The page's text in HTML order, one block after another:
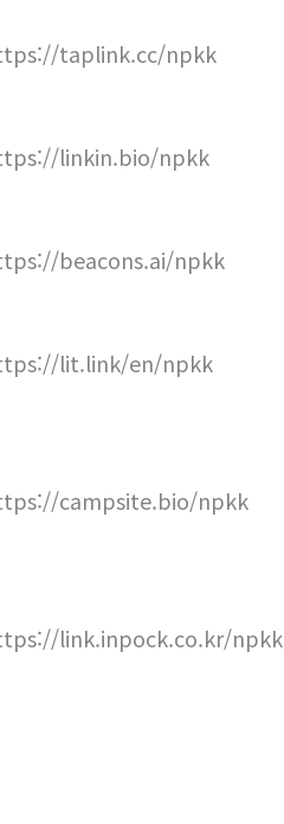
taplink.cc/npkk
linkin.bio/npkk
beacons.ai/npkk
lit.link/en/npkk
campsite.bio/npkk
link.inpock.co.kr/npkk